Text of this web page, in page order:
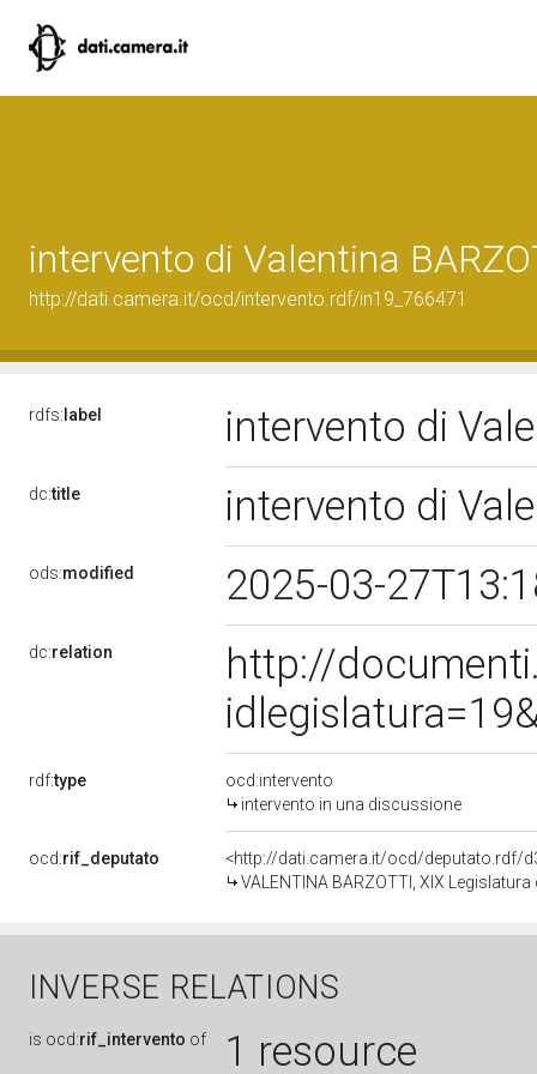
intervento di Valentina
http://dati.camera.it/ocd/intervento.rdf/in19_766471
rdfs: label intervento di
dc:title intervento di
ods:modified 2025-03-
dc:relation
http://
rdf:type
ocd:intervento
intervento in una discussione
ocd:rif_deputato
<http://dati.camera.it/ocd/deputato.rdf/
VALENTINA BARZOTTI, XIX
INVERSE RELATIONS
is ocd:rif_intervento of 1 resource